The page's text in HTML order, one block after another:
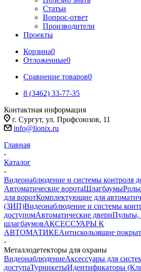
Статьи
Вопрос-ответ
Производители
Проекты
Корзина0
Отложенные0
Сравнение товаров0
8 (3462) 33-77-35
Контактная информация
г. Сургут, ул. Профсоюзов, 11
info@lionix.ru
Главная
-
Каталог
-
Видеонаблюдение и системы контроля
Автоматические воротаШлагбаумы
для воротКомплектующие для
(ЗИП)Видеонаблюдение и системы
доступомАвтоматические двериПульты,
шлагбаумовАКСЕССУАРЫ К
АВТОМАТИКЕАнтискользящие
-
Металлодетекторы для охраны
ВидеонаблюдениеАксессуары для
доступаТурникетыИдентификаторы